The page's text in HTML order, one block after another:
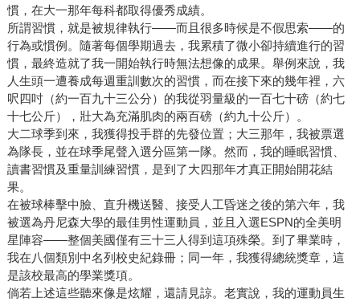
慣，在大一那年每科都取得優秀成績。
所謂習慣，就是被規律執行——而且很多時候是不假思索——的
行為或慣例。隨著每個學期過去，我累積了微小卻持續進行的習
慣，最終造就了我一開始執行時無法想像的成果。舉例來說，我
人生頭一遭養成每週重訓數次的習慣，而在接下來的幾年裡，六
呎四吋（約一百九十三公分）的我從羽量級的一百七十磅（約七
十七公斤），壯大為充滿肌肉的兩百磅（約九十公斤）。
大二球季到來，我獲得投手群的先發位置；大三那年，我被票選
為隊長，並在球季尾聲入選分區第一隊。然而，我的睡眠習慣、
讀書習慣及重量訓練習慣，是到了大四那年才真正開始開花結
果。
在被球棒擊中臉、直升機送醫、接受人工昏迷之後的第六年，我
被選為丹尼森大學的最佳男性運動員，並且入選ESPN的全美明
星陣容——整個美國僅有三十三人得到這項殊榮。到了畢業時，
我在八個類別中名列校史紀錄冊；同一年，我獲得總統獎章，這
是該校最高的學業獎項。
倘若上述這些聽來像是炫耀，還請見諒。老實說，我的運動員生